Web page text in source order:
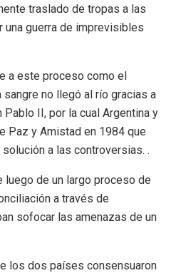
traslado de tropas a las
una guerra de imprevisibles
a este proceso como el
no llegó al río gracias a
II, por la cual Argentina y
Paz y Amistad en 1984 que
a las controversias. .
de un largo proceso de
a través de
sofocar las amenazas de un
los dos países consensuaron